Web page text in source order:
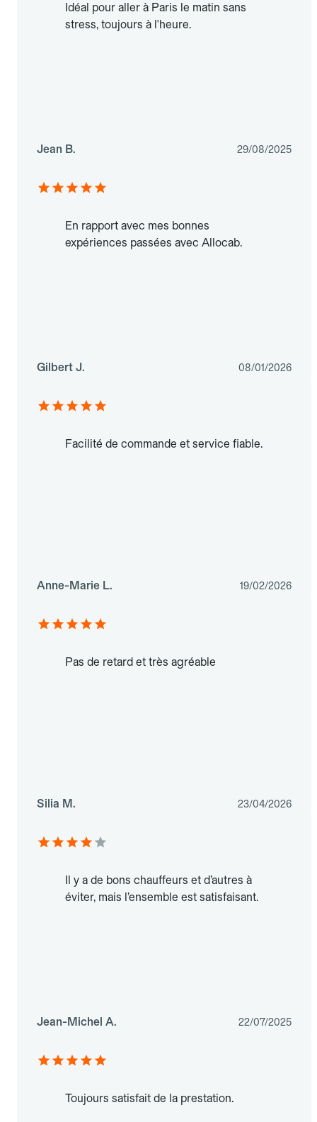
Idéal pour aller à Paris le matin sans
stress, toujours à l'heure.
Jean B. 29/08/2025
En rapport avec mes bonnes
expériences passées avec Allocab.
Gilbert J. 08/01/2026
Facilité de commande et service fiable.
Anne-Marie L. 19/02/2026
Pas de retard et très agréable
Silia M. 23/04/2026
Il y a de bons chauffeurs et d’autres à
éviter, mais l’ensemble est satisfaisant.
Jean-Michel A. 22/07/2025
Toujours satisfait de la prestation.